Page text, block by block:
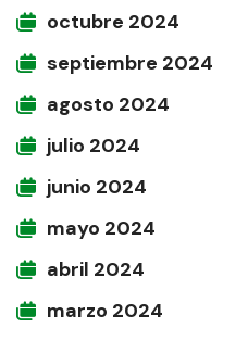
octubre 2024
septiembre 2024
agosto 2024
julio 2024
junio 2024
mayo 2024
abril 2024
marzo 2024